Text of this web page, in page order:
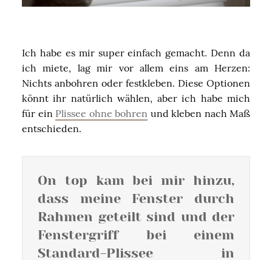
Ich habe es mir super einfach gemacht. Denn da
ich miete, lag mir vor allem eins am Herzen:
Nichts anbohren oder festkleben. Diese Optionen
könnt ihr natürlich wählen, aber ich habe mich
für ein Plissee ohne bohren und kleben nach Maß
entschieden.
On top kam bei mir hinzu,
dass meine Fenster durch
Rahmen geteilt sind und der
Fenstergriff bei einem
Standard-Plissee in